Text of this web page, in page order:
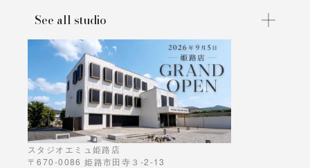
See all studio
スタジオエミュ姫路店
〒670-0086 姫路市田寺３-2-13